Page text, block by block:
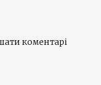
коментарі